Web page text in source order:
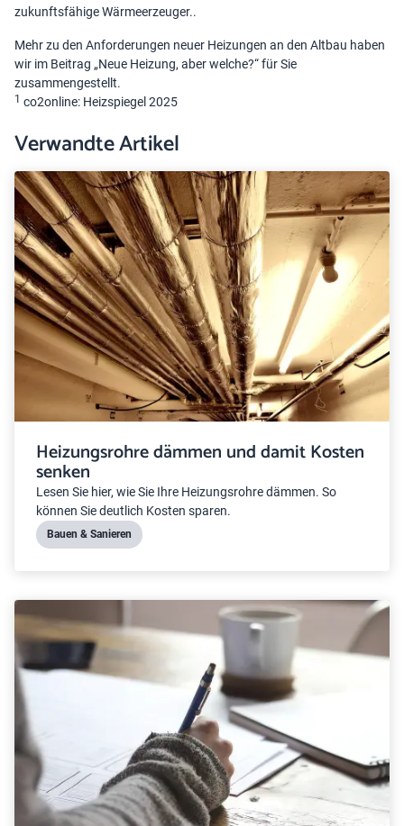
zukunftsfähige Wärmeerzeuger..
Mehr zu den Anforderungen neuer Heizungen an den Altbau haben
wir im Beitrag „Neue Heizung, aber welche?“ für Sie
zusammengestellt.
1 co2online: Heizspiegel 2025
Verwandte Artikel
Heizungsrohre dämmen und damit Kosten
senken
Lesen Sie hier, wie Sie Ihre Heizungsrohre dämmen. So
können Sie deutlich Kosten sparen.
Bauen & Sanieren